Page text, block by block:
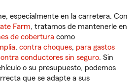
especialmente en la carretera. Con
Farm, tratamos de mantenerle en
de cobertura como
, contra choques, para gastos
conductores sin seguro. Sin
o su presupuesto, podemos
que se adapte a sus